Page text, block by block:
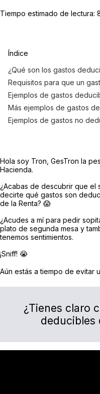
Tiempo estimado de lectura:
Índice
¿Qué son los gastos
Requisitos para que un
Ejemplos de gastos
Más ejemplos de gastos
Ejemplos de gastos no
Hola soy Tron, GesTron la
Hacienda.
¿Acabas de descubrir que
decirte qué gastos son
de la Renta? 😱
¿Acudes a mí para pedir
plato de segunda mesa y
tenemos sentimientos.
¡Sniff! 😭
Aún estás a tiempo de evitar
¿Tienes claro
deducibles